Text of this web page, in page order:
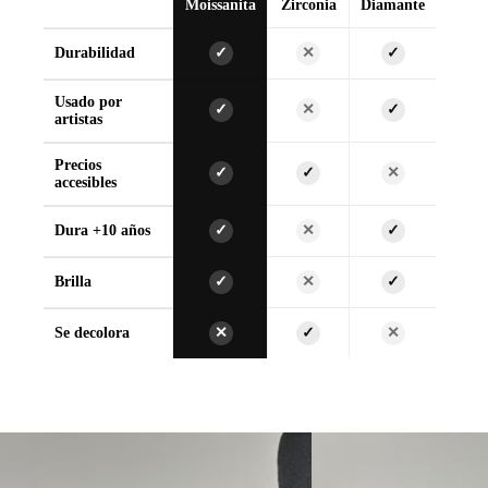
Moissanita Zirconia Diamante
Durabilidad ✓ ✕ ✓
Usado por
artistas
✓ ✕ ✓
Precios
accesibles
✓ ✓ ✕
Dura +10 años ✓ ✕ ✓
Brilla ✓ ✕ ✓
Se decolora ✕ ✓ ✕